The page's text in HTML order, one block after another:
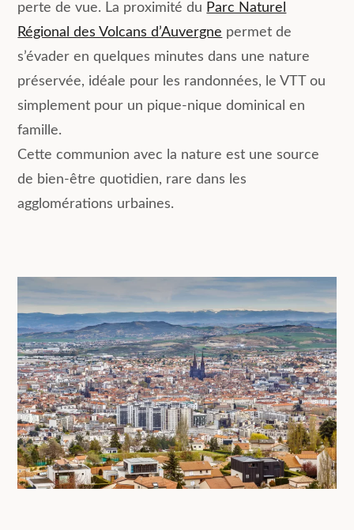
perte de vue. La proximité du Parc Naturel
Régional des Volcans d’Auvergne permet de
s’évader en quelques minutes dans une nature
préservée, idéale pour les randonnées, le VTT ou
simplement pour un pique-nique dominical en
famille.
Cette communion avec la nature est une source
de bien-être quotidien, rare dans les
agglomérations urbaines.